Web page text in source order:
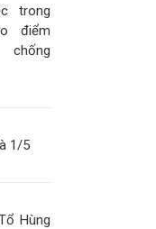
trong
điểm
chống
1/5
Hùng